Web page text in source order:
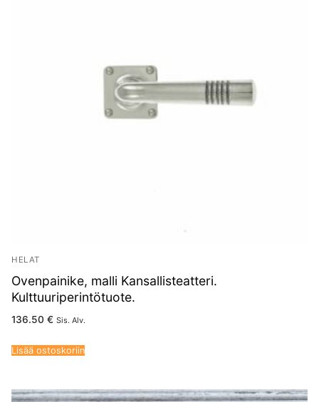
HELAT
Ovenpainike, malli Kansallisteatteri.
Kulttuuriperintötuote.
136.50 € Sis. Alv.
Lisää ostoskoriin